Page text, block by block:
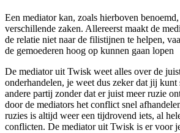
Een mediator kan, zoals hierboven
verschillende zaken. Allereerst maakt de
de relatie niet naar de filistijnen te helpen,
de gemoederen hoog op kunnen gaan lopen
De mediator uit Twisk weet alles over de
onderhandelen, je weet dus zeker dat jij kunt
andere partij zonder dat er juist meer ruzie
door de mediators het conflict snel
ruzies is altijd weer een tijdrovend iets, al
conflicten. De mediator uit Twisk is er voor